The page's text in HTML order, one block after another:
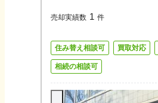
売却実績数 1 件
住み替え相談可 買取対応
相続の相談可